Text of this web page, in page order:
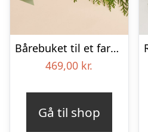
Bårebuket til et farverigt minde med bånd
469,00 kr.
Gå til shop